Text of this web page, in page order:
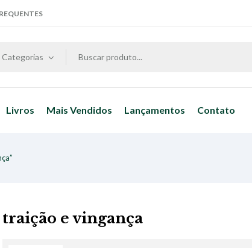
Categorias
Livros Mais Vendidos Lançamentos Contato
traição e vingança